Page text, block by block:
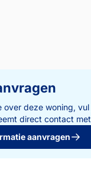
over deze woning,
direct contact
aanvragen